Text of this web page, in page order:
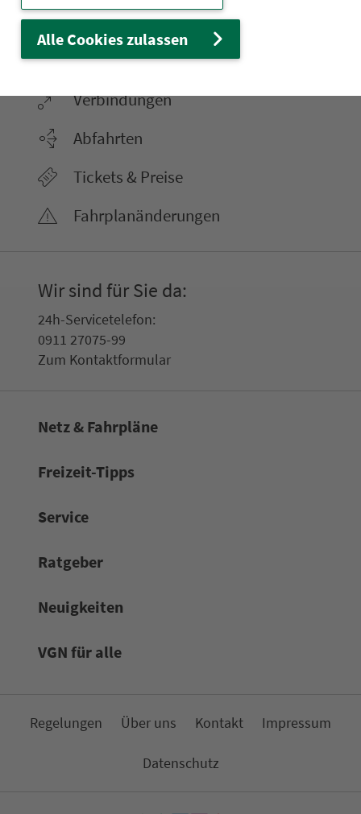
22.000 Qua­drat­ki­lo­me­ter. 130 Ver­kehrs­un­
ter­neh­men. 1.100 Linien. Eine Fahr­kar­te.
Ver­bin­dungen
Abfahrten
Tickets & Preise
Fahr­plan­ände­rungen
Wir sind für Sie da:
24h-Ser­vice­te­le­fon:
0911 27075-99
Zum Kon­taktformular
Netz & Fahrpläne
Frei­zeit-Tipps
Service
Rat­ge­ber
Neuigkeiten
VGN für alle
Re­ge­lungen Über uns Kon­takt Impressum
Da­ten­schutz
Alle Cookies zulassen